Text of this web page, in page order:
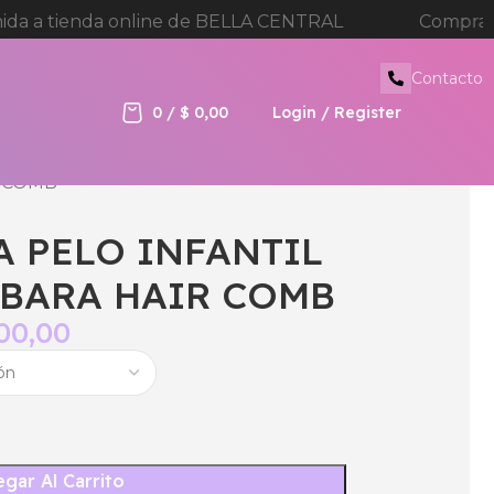
de BELLA CENTRAL Compra minima
Contacto
0 / $ 0,00 Login / Register
PELO INFANTIL
HAIR COMB
Al Carrito